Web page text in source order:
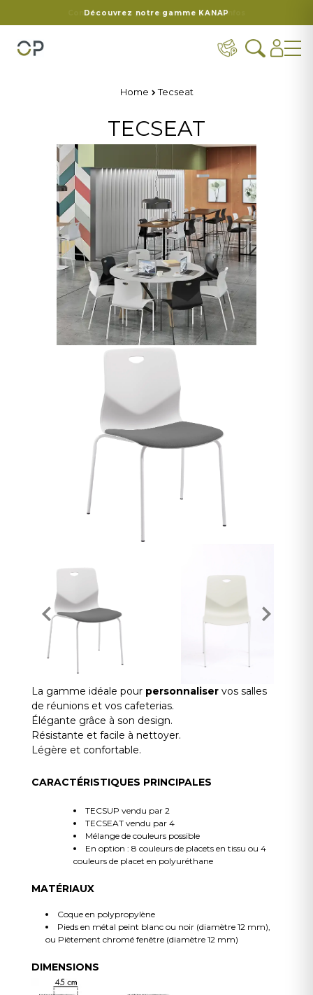
Découvrez notre gamme KANAP
Connectez-vous pour accéder à plus d'infos
Home Tecseat
TECSEAT
La gamme idéale pour personnaliservos salles
de réunions et vos cafeterias.
Élégante grâce à son design.
Résistante et facile à nettoyer.
Légère et confortable.
CARACTÉRISTIQUES PRINCIPALES
TECSUP vendu par 2
TECSEAT vendu par 4
Mélange de couleurs possible
En option : 8 couleurs de placets en tissu ou 4
couleurs de placet en polyuréthane
MATÉRIAUX
Coque en polypropylène
Pieds en métal peint blanc ou noir (diamètre 12 mm),
ou Piètement chromé fenêtre (diamètre 12 mm)
DIMENSIONS